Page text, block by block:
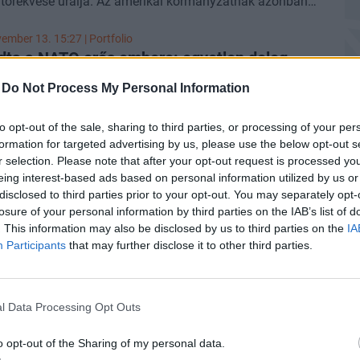
Do Not Process My Personal Information
opt-out of the sale, sharing to third parties, or processing of your
for targeted advertising by us, please use the below opt-out
selection. Please note that after your opt-out request is processed
interest-based ads based on personal information utilized by us
to third parties prior to your opt-out. You may separately
of your personal information by third parties on the IAB’s list of
This information may also be disclosed by us to third parties on the
Participants that may further disclose it to other third parties.
Data Processing Opt Outs
opt-out of the Sharing of my personal data.
Mindeközben Putyin és Borisz Jelcin korábbi
az ukrajnai vereséghez, az azt is magával vonhatja,
nukleáris fegyvereket vet be, "és Európának
Trump azon kijelentésére, miszerint ő állna a
a békének". Cikkünk folyamatosan frissül az
háború fejleményeivel.
nemzetbiztonsági kérdésben: a nukleáris
ellenőrzésében. Valójában, miután Trump idén
és Kínával a „denuklearizációról ... nagyon nagy
13. 15:27 | Portfolio
a NATO erős embere: egyetlen dolog
el a szövetséget attól, hogy Ukrajnában
katonai bizottságának vezetője szerint a szövetség
Ukrajnában harcolnának az orosz erők ellen, ha
nem rendelkezne nukleáris fegyverekkel - írta meg a
.
18. 10:42 | Portfolio
az óra: Oroszország volt elnöke szerint
a legnagyobb titokban „piszkos
készít
aki Oroszország elnöke is volt 2008 és 2012
beszélt, hogy Kijev titokban egy „piszkos
30. 06:51 | Portfolio